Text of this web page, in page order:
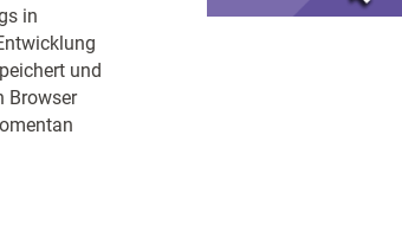
in
und
Browser